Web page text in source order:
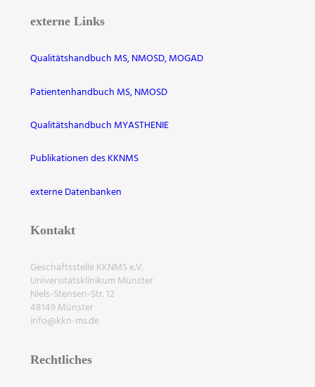
externe Links
Qualitätshandbuch MS, NMOSD, MOGAD
Patientenhandbuch MS, NMOSD
Qualitätshandbuch MYASTHENIE
Publikationen des KKNMS
externe Datenbanken
Kontakt
Geschäftsstelle KKNMS e.V.
Universitätsklinikum Münster
Niels-Stensen-Str. 12
48149 Münster
info@kkn-ms.de
Rechtliches